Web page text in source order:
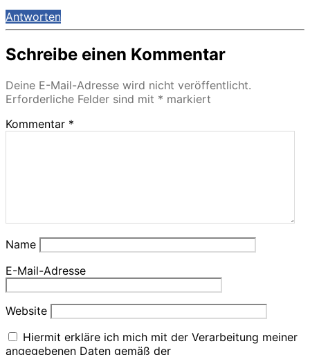
Antworten
Schreibe einen Kommentar
Deine E-Mail-Adresse wird nicht veröffentlicht.
Erforderliche Felder sind mit * markiert
Kommentar *
Name
E-Mail-Adresse
Website
Hiermit erkläre ich mich mit der Verarbeitung meiner
angegebenen Daten gemäß der